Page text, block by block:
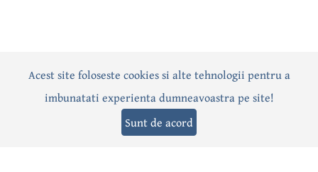
ActualitatePoliticăSocialEvenimentInterviuri
Editorial Sport Anunțuri
Acest site foloseste cookies si alte tehnologii pentru a
imbunatati experienta dumneavoastra pe site!
Sunt de acord